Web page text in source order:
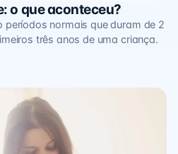
o que aconteceu?
normais que duram de 2
três anos de uma criança.